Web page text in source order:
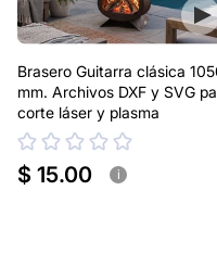
Brasero Guitarra clásica
mm. Archivos DXF y SVG
corte láser y plasma
$ 15.00 i